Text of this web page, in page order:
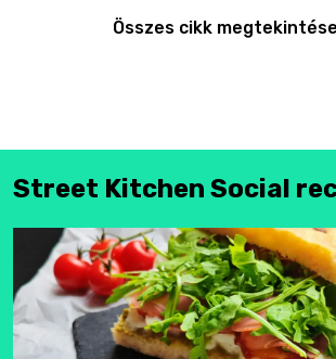
Összes cikk megtekintése
Street Kitchen Social